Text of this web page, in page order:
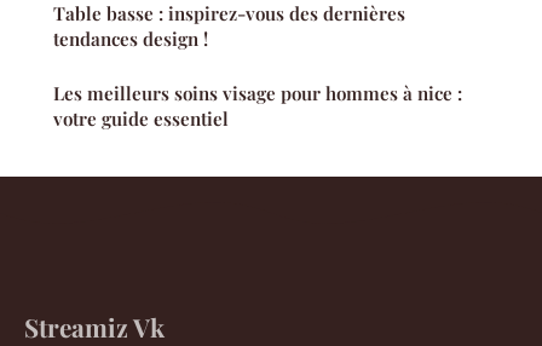
Table basse : inspirez-vous des dernières
tendances design !
Les meilleurs soins visage pour hommes à nice :
votre guide essentiel
Streamiz Vk